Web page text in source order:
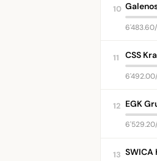
10
11 CSS
12 EGK
13 SWICA